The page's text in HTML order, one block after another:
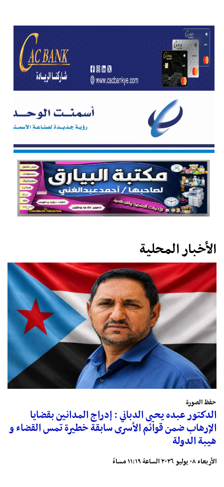
الأخبار المحلية
حفظ الصورة
الدكتور عبده يحيى الدباني : إدراج المدانين بقضايا
الإرهاب ضمن قوائم الأسرى سابقة خطيرة تمس القضاء و
هيبة الدولة
الأربعاء ٠٨ يوليو ٢٠٢٦ الساعة ١١:١٩ مساءً